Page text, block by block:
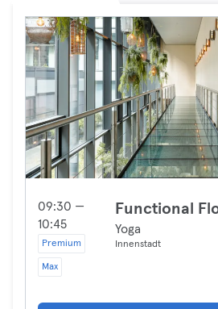
09:30 —
10:45
Premium
Max
Functional
Yoga
Innenstadt